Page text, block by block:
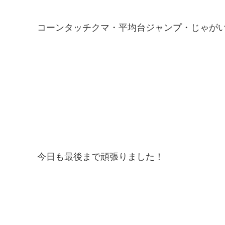
コーンタッチクマ・平均台ジャンプ・じゃが
今日も最後まで頑張りました！